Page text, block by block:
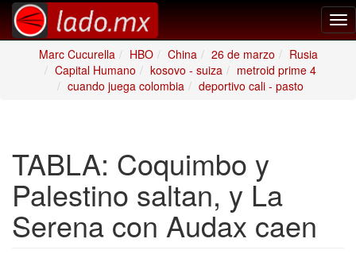
Marc Cucurella
HBO China 26 de marzo
Rusia
Capital Humano
kosovo - suiza
metroid prime 4
cuando juega colombia
deportivo cali - pasto
TABLA: Coquimbo y
Palestino saltan, y La
Serena con Audax caen